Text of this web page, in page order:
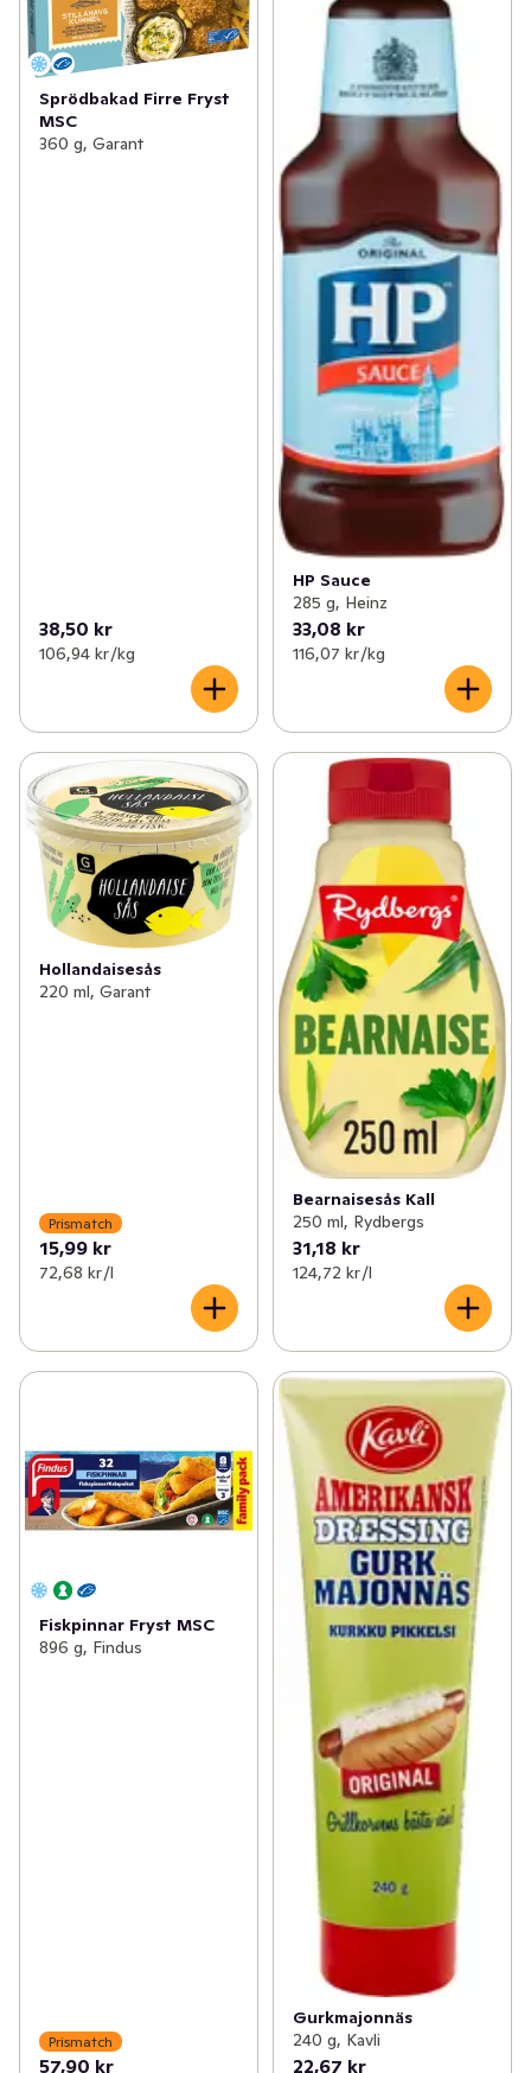
Sprödbakad Firre Fryst
MSC
360 g, Garant
38,50 kr
106,94 kr /kg
HP Sauce
285 g, Heinz
33,08 kr
116,07 kr /kg
Hollandaisesås
220 ml, Garant
Prismatch
15,99 kr
72,68 kr /l
Bearnaisesås Kall
250 ml, Rydbergs
31,18 kr
124,72 kr /l
Fiskpinnar Fryst MSC
896 g, Findus
Prismatch
57,90 kr
Gurkmajonnäs
240 g, Kavli
22,67 kr